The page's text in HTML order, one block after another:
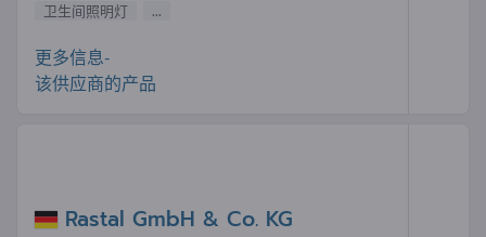
卫生间照明灯
...
更多信息-
该供应商的产品
Rastal GmbH & Co. KG